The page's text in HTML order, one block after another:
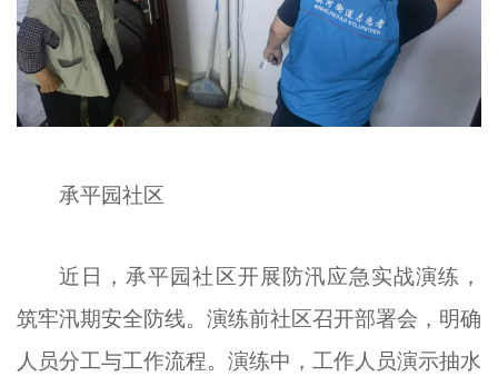
承平园社区
近日，承平园社区开展防汛应急实战演练，
筑牢汛期安全防线。演练前社区召开部署会，明确
人员分工与工作流程。演练中，工作人员演示抽水